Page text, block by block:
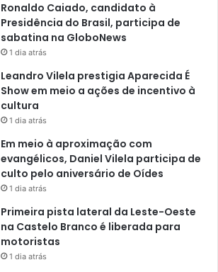
Ronaldo Caiado, candidato à
Presidência do Brasil, participa de
sabatina na GloboNews
1 dia atrás
Leandro Vilela prestigia Aparecida É
Show em meio a ações de incentivo à
cultura
1 dia atrás
Em meio à aproximação com
evangélicos, Daniel Vilela participa de
culto pelo aniversário de Oídes
1 dia atrás
Primeira pista lateral da Leste-Oeste
na Castelo Branco é liberada para
motoristas
1 dia atrás